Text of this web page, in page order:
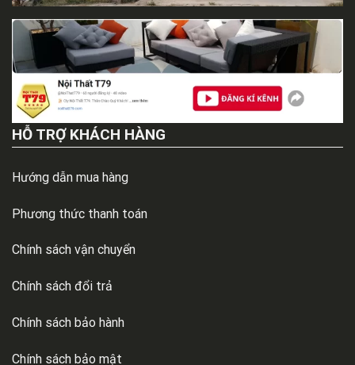
HỖ TRỢ KHÁCH HÀNG
Hướng dẫn mua hàng
Phương thức thanh toán
Chính sách vận chuyển
Chính sách đổi trả
Chính sách bảo hành
Chính sách bảo mật